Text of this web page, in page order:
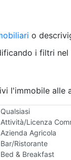
Rustico/Casale
Camera d'Albergo
Box/Garage
Qualsiasi
Attività/Licenza
Azienda Agricola
Bar/Ristorante
Bed & Breakfast
o
i filtri
l'immobile alle